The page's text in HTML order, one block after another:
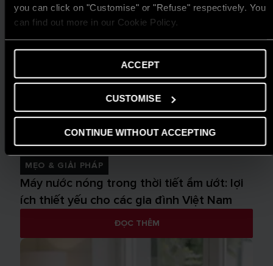
you can click on "Customise" or "Refuse" respectively. You
can find out more in our Cookie Policy.
ACCEPT
CUSTOMISE
CONTINUE WITHOUT ACCEPTING
MẸO & GIẢI PHÁP
Máy nước nóng trong thời tiết ẩm ướt: lợi
ích thiết yếu cho các gia đình Việt Nam
ĐỌC THÊM